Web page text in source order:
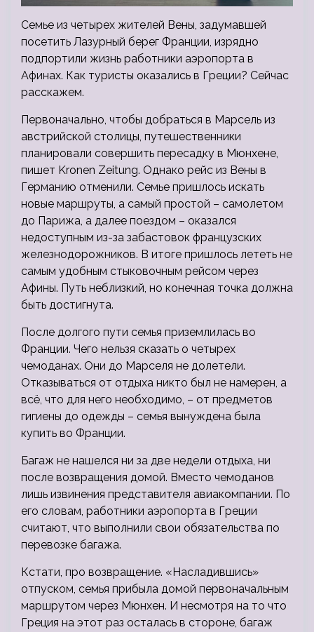
Cемье из четырех жителей Вены, задумавшей
посетить Лазурный берег Франции, изрядно
подпортили жизнь работники аэропорта в
Афинах. Как туристы оказались в Греции? Сейчас
расскажем.
Первоначально, чтобы добраться в Марсель из
австрийской столицы, путешественники
планировали совершить пересадку в Мюнхене,
пишет Kronen Zeitung. Однако рейс из Вены в
Германию отменили. Семье пришлось искать
новые маршруты, а самый простой – самолетом
до Парижа, а далее поездом – оказался
недоступным из-за забастовок французских
железнодорожников. В итоге пришлось лететь не
самым удобным стыковочным рейсом через
Афины. Путь неблизкий, но конечная точка должна
быть достигнута.
После долгого пути семья приземлилась во
Франции. Чего нельзя сказать о четырех
чемоданах. Они до Марселя не долетели.
Отказываться от отдыха никто был не намерен, а
всё, что для него необходимо, – от предметов
гигиены до одежды – семья вынуждена была
купить во Франции.
Багаж не нашелся ни за две недели отдыха, ни
после возвращения домой. Вместо чемоданов
лишь извинения представителя авиакомпании. По
его словам, работники аэропорта в Греции
считают, что выполнили свои обязательства по
перевозке багажа.
Кстати, про возвращение. «Насладившись»
отпуском, семья прибыла домой первоначальным
маршрутом через Мюнхен. И несмотря на то что
Греция на этот раз осталась в стороне, багаж